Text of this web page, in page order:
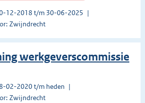
12-2018 t/m 30-06-2025
Zwijndrecht
werkgeverscommissie
02-2020 t/m heden
Zwijndrecht